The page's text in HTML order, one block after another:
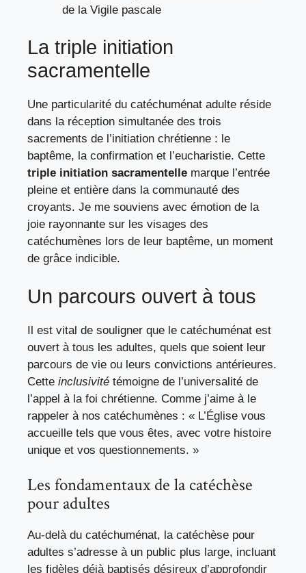
de la Vigile pascale
La triple initiation
sacramentelle
Une particularité du catéchuménat adulte réside
dans la réception simultanée des trois
sacrements de l’initiation chrétienne : le
baptême, la confirmation et l’eucharistie. Cette
triple initiation sacramentelle marque l’entrée
pleine et entière dans la communauté des
croyants. Je me souviens avec émotion de la
joie rayonnante sur les visages des
catéchumènes lors de leur baptême, un moment
de grâce indicible.
Un parcours ouvert à tous
Il est vital de souligner que le catéchuménat est
ouvert à tous les adultes, quels que soient leur
parcours de vie ou leurs convictions antérieures.
Cette inclusivité témoigne de l’universalité de
l’appel à la foi chrétienne. Comme j’aime à le
rappeler à nos catéchumènes : « L’Église vous
accueille tels que vous êtes, avec votre histoire
unique et vos questionnements. »
Les fondamentaux de la catéchèse
pour adultes
Au-delà du catéchuménat, la catéchèse pour
adultes s’adresse à un public plus large, incluant
les fidèles déjà baptisés désireux d’approfondir